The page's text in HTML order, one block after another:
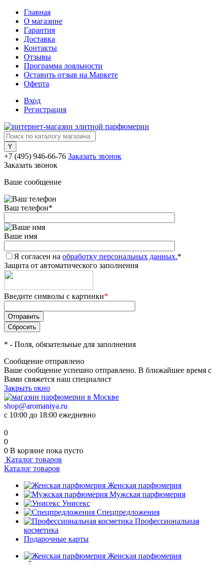
Главная
О магазине
Гарантия
Доставка
Контакты
Отзывы
Программа лояльности
Оставить отзыв на Маркете
Оферта
Вход
Регистрация
+7 (495) 946-66-76 Заказать звонок
Заказать звонок
Ваше сообщение
Ваш телефон*
Ваше имя
Я согласен на обработку персональных данных.*
Защита от автоматического заполнения
Введите символы с картинки*
* - Поля, обязательные для заполнения
Сообщение отправлено
Ваше сообщение успешно отправлено. В ближайшее время с
Вами свяжется наш специалист
Закрыть окно
shop@aromaniya.ru
с 10:00 до 18:00 ежедневно
0
0
0 В корзине пока пусто
Каталог товаров
Каталог товаров
Женская парфюмерия
Мужская парфюмерия
Унисекс
Спецпредложения
Профессиональная
косметика
Подарочные карты
Женская парфюмерия